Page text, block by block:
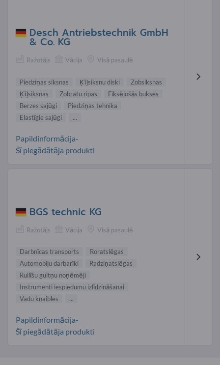
Desch Antriebstechnik GmbH
& Co. KG
Ražotājs Vācija Visā pasaulē
Piedziņas siksnas Ķīļsiksnu diski
Zobsiksnas
Ķīļsiksnas
Zobratu ripas
Fiksējošās bukses
Berzes sajūgi
Piedziņas tehnika
Elastīgie sajūgi
...
Papildinformācija-
Šī piegādātāja produkti
BGS technic KG
Ražotājs Vācija Visā pasaulē
Darbnīcas transports
Roratslēgas
Automobiļu darbarīki
Radziņatslēgas
Rullīšu gultņu noņēmēji
Instrumenti iespiedumu izlīdzināšanai
Vadu knaibles
...
Papildinformācija-
Šī piegādātāja produkti